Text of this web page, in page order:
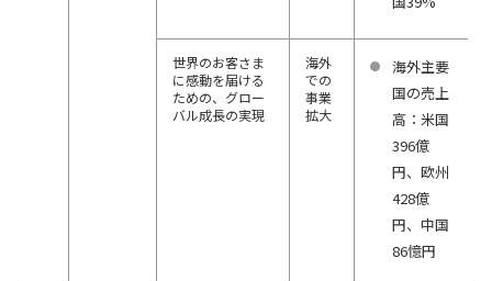
世界のお客さま
に感動を届ける
ための、グロー
バル成長の実現
海外
での
事業
拡大
海外主要
国の売上
高：米国
396億
円、欧州
428億
円、中国
86憶円